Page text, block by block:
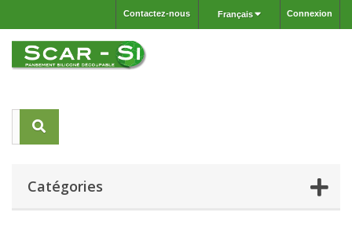
Connexion
Français
Contactez-nous
Catégories